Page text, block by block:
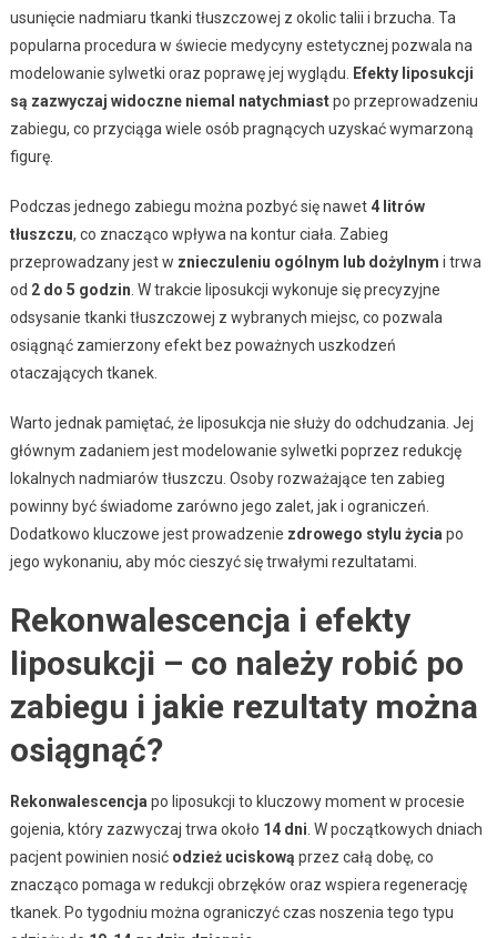
usunięcie nadmiaru tkanki tłuszczowej z okolic talii i brzucha. Ta
popularna procedura w świecie medycyny estetycznej pozwala na
modelowanie sylwetki oraz poprawę jej wyglądu.
Efekty liposukcji
są zazwyczaj widoczne niemal natychmiastpo przeprowadzeniu
zabiegu, co przyciąga wiele osób pragnących uzyskać wymarzoną
figurę.
Podczas jednego zabiegu można pozbyć się nawet4 litrów
tłuszczu, co znacząco wpływa na kontur ciała. Zabieg
przeprowadzany jest w znieczuleniu ogólnym lub dożylnym i trwa
od 2 do 5 godzin . W trakcie liposukcji wykonuje się precyzyjne
odsysanie tkanki tłuszczowej z wybranych miejsc, co pozwala
osiągnąć zamierzony efekt bez poważnych uszkodzeń
otaczających tkanek.
Warto jednak pamiętać, że liposukcja nie służy do odchudzania. Jej
głównym zadaniem jest modelowanie sylwetki poprzez redukcję
lokalnych nadmiarów tłuszczu. Osoby rozważające ten zabieg
powinny być świadome zarówno jego zalet, jak i ograniczeń.
Dodatkowo kluczowe jest prowadzenie zdrowego stylu życia po
jego wykonaniu, aby móc cieszyć się trwałymi rezultatami.
Rekonwalescencja i efekty
liposukcji – co należy robić po
zabiegu i jakie rezultaty można
osiągnąć?
Rekonwalescencja po liposukcji to kluczowy moment w procesie
gojenia, który zazwyczaj trwa około 14 dni . W początkowych dniach
pacjent powinien nosić odzież uciskową przez całą dobę, co
znacząco pomaga w redukcji obrzęków oraz wspiera regenerację
tkanek. Po tygodniu można ograniczyć czas noszenia tego typu